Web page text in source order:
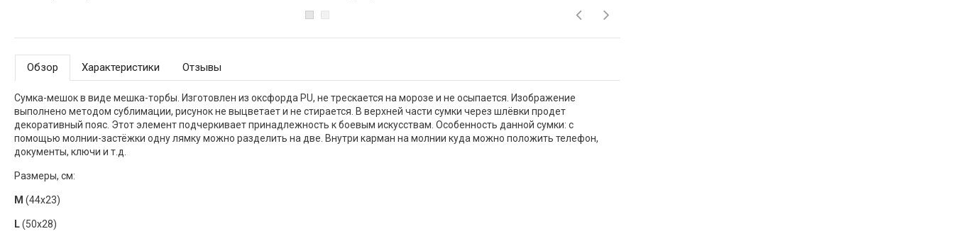
Обзор Характеристики Отзывы
Сумка-мешок в виде мешка-торбы. Изготовлен из оксфорда PU, не трескается на морозе и не осыпается. Изображение
выполнено методом сублимации, рисунок не выцветает и не стирается. В верхней части сумки через шлёвки продет
декоративный пояс. Этот элемент подчеркивает принадлежность к боевым искусствам. Особенность данной сумки: с
помощью молнии-застёжки одну лямку можно разделить на две. Внутри карман на молнии куда можно положить телефон,
документы, ключи и т.д.
Размеры, см:
M (44x23)
L(50x28)